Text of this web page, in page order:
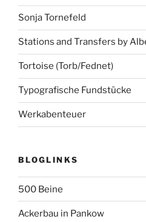
Sonja Tornefeld
Stations and Transfers by
Tortoise (Torb/Fednet)
Typografische Fundstücke
Werkabenteuer
BLOGLINKS
500 Beine
Ackerbau in Pankow